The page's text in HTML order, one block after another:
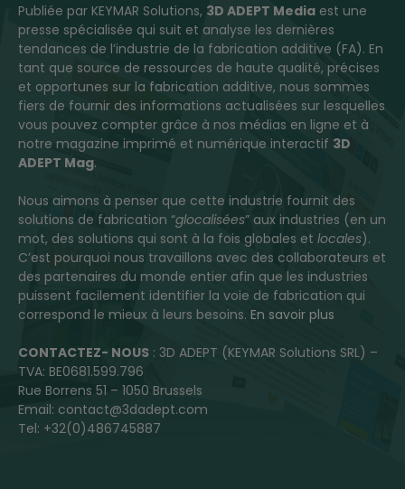
Publiée par KEYMAR Solutions, 3D ADEPT Media est une
presse spécialisée qui suit et analyse les dernières
tendances de l’industrie de la fabrication additive (FA). En
tant que source de ressources de haute qualité, précises
et opportunes sur la fabrication additive, nous sommes
fiers de fournir des informations actualisées sur lesquelles
vous pouvez compter grâce à nos médias en ligne et à
notre magazine imprimé et numérique interactif 3D
ADEPT Mag.
Nous aimons à penser que cette industrie fournit des
solutions de fabrication “glocalisées” aux industries (en un
mot, des solutions qui sont à la fois globales et locales).
C’est pourquoi nous travaillons avec des collaborateurs et
des partenaires du monde entier afin que les industries
puissent facilement identifier la voie de fabrication qui
correspond le mieux à leurs besoins. En savoir plus
CONTACTEZ- NOUS : 3D ADEPT (KEYMAR Solutions SRL) –
TVA: BE0681.599.796
Rue Borrens 51 – 1050 Brussels
Email: contact@3dadept.com
Tel: +32(0)486745887